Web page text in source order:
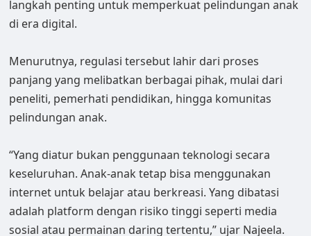
langkah penting untuk memperkuat pelindungan anak
di era digital.
Menurutnya, regulasi tersebut lahir dari proses
panjang yang melibatkan berbagai pihak, mulai dari
peneliti, pemerhati pendidikan, hingga komunitas
pelindungan anak.
“Yang diatur bukan penggunaan teknologi secara
keseluruhan. Anak-anak tetap bisa menggunakan
internet untuk belajar atau berkreasi. Yang dibatasi
adalah platform dengan risiko tinggi seperti media
sosial atau permainan daring tertentu,” ujar Najeela.